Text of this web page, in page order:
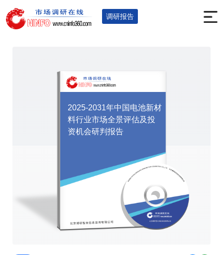
调研报告
您的位置：首页>调研报告 >能源电力
2025-2031年中国电池新材
料行业市场全景评估及投
资机会研判报告